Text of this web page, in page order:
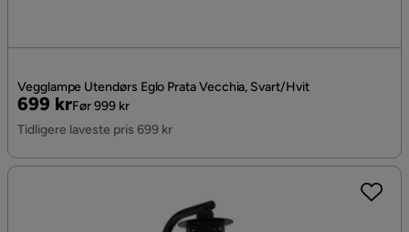
Vegglampe Utendørs Eglo Prata Vecchia, Svart/Hvit
Pris
699 kr
Original
Pris
Før 999 kr
Tidligere laveste pris 699 kr